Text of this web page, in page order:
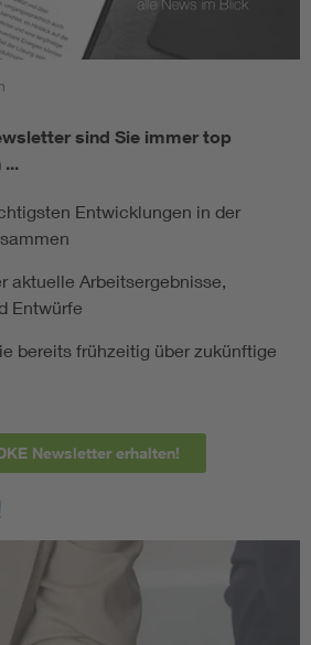
sind Sie immer top
Entwicklungen in der
aktuelle Arbeitsergebnisse,
Entwürfe
bereits frühzeitig über zukünftige
Newsletter erhalten!